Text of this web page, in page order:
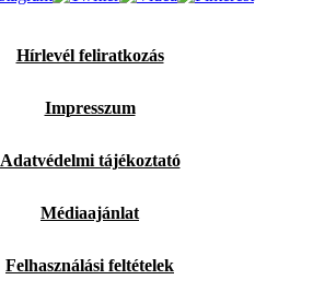
Hírlevél feliratkozás
Impresszum
Adatvédelmi tájékoztató
Médiaajánlat
Felhasználási feltételek